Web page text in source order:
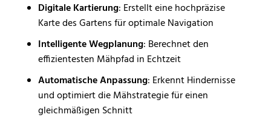
Digitale Kartierung: Erstellt eine hochpräzise
Karte des Gartens für optimale Navigation
Intelligente Wegplanung: Berechnet den
effizientesten Mähpfad in Echtzeit
Automatische Anpassung: Erkennt Hindernisse
und optimiert die Mähstrategie für einen
gleichmäßigen Schnitt